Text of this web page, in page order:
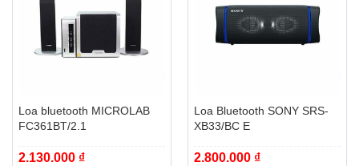
Loa bluetooth MICROLAB
FC361BT/2.1
2.130.000 ₫
Loa Bluetooth SONY SRS-
XB33/BC E
2.800.000 ₫